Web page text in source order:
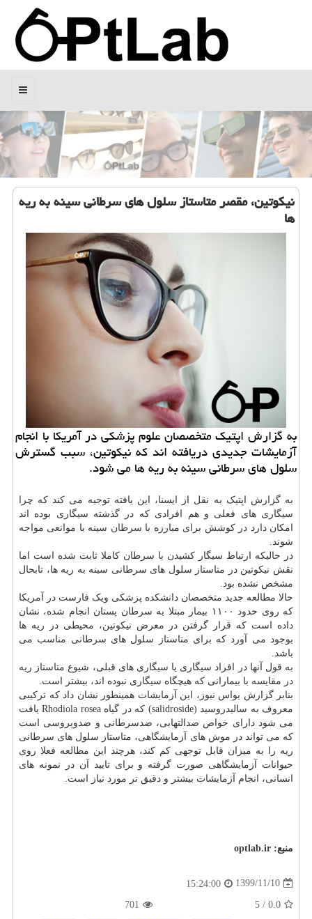
منو
نیكوتین، مقصر متاستاز سلول های سرطانی سینه به ریه
ها
به گزارش اپتیک متخصصان علوم پزشکی در آمریکا با انجام
آزمایشات جدیدی دریافته اند که نیکوتین، سبب گسترش
سلول های سرطانی سینه به ریه ها می شود.
به گزارش اپتیک به نقل از ایسنا، این یافته توجیه می کند که چرا
سیگاری های فعلی و هم افرادی که در گذشته سیگاری بوده اند
امکان دارد در کوشش برای مبارزه با سرطان سینه با موانعی مواجه
شوند.
در حالیکه ارتباط سیگار کشیدن با سرطان کاملا ثابت شده است اما
نقش نیکوتین در متاستاز سلول های سرطانی سینه به ریه ها، تابحال
مشخص نشده بود.
حالا مطالعه جدید متخصصان دانشکده پزشکی ویک فارست در آمریکا
که روی حدود ۱۱۰۰ بیمار مبتلا به سرطان پستان انجام شده، نشان
داده است که قرار گرفتن در معرض نیکوتین، محیطی در ریه ها
بوجود می آورد که برای متاستاز سلول های سرطانی مناسب می
باشد.
به قول آنها در افراد سیگاری یا سیگاری های قبلی، شیوع متاستاز ریه
در مقایسه با بیمارانی که هیچگاه سیگاری نبوده اند، بیشتر است.
بنابر گزارش یواس نیوز، این آزمایشات همینطور نشان داد که ترکیبی
معروف به سالیدروسید (salidroside) که در گیاه Rhodiola rosea یافت
می شود دارای خواص ضدالتهابی، ضدسرطانی و ضدویروسی است
که می تواند در موش های آزمایشگاهی، متاستاز سلول های سرطانی
ریه را به میزان قابل توجهی کم کند، هرچند این مطالعه فعلا روی
حیوانات آزمایشگاهی صورت گرفته و برای تایید آن در نمونه های
انسانی، انجام آزمایشات بیشتر و دقیق تر مورد نیاز است.
منبع: optlab.ir
1399/11/10
15:24:00
0.0
/
5
701